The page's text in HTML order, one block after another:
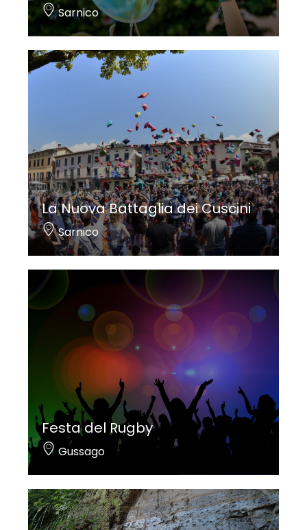
Sarnico
La Nuova Battaglia dei Cuscini
Sarnico
Festa del Rugby
Gussago